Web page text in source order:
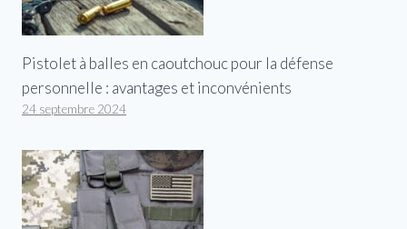
Pistolet à balles en caoutchouc pour la défense
personnelle : avantages et inconvénients
24 septembre 2024